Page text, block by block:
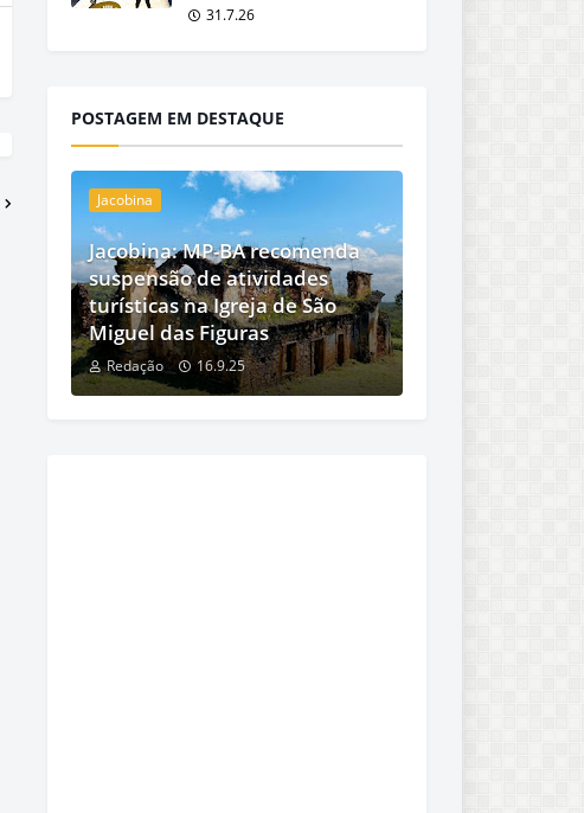
31.7.26
POSTAGEM EM DESTAQUE
Jacobina
Jacobina: MP-BA recomenda
suspensão de atividades
turísticas na Igreja de São
Miguel das Figuras
Redação 16.9.25